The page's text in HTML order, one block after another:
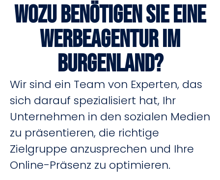
Wozu benötigen Sie eine
Werbeagentur im
Burgenland?
Wir sind ein Team von Experten, das
sich darauf spezialisiert hat, Ihr
Unternehmen in den sozialen Medien
zu präsentieren, die richtige
Zielgruppe anzusprechen und Ihre
Online-Präsenz zu optimieren.